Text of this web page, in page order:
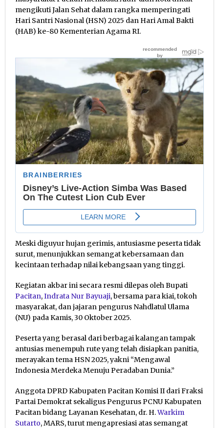
mengikuti Jalan Sehat dalam rangka memperingati
Hari Santri Nasional (HSN) 2025 dan Hari Amal Bakti
(HAB) ke-80 Kementerian Agama RI.
Meski diguyur hujan gerimis, antusiasme peserta tidak
surut, menunjukkan semangat kebersamaan dan
kecintaan terhadap nilai kebangsaan yang tinggi.
Kegiatan akbar ini secara resmi dilepas oleh Bupati
Pacitan,Indrata Nur Bayuaji, bersama para kiai, tokoh
masyarakat, dan jajaran pengurus Nahdlatul Ulama
(NU) pada Kamis, 30 Oktober 2025.
Peserta yang berasal dari berbagai kalangan tampak
antusias menempuh rute yang telah disiapkan panitia,
merayakan tema HSN 2025, yakni “Mengawal
Indonesia Merdeka Menuju Peradaban Dunia.”
Anggota DPRD Kabupaten Pacitan Komisi II dari Fraksi
Partai Demokrat sekaligus Pengurus PCNU Kabupaten
Pacitan bidang Layanan Kesehatan, dr. H.Warkim
Sutarto, MARS, turut mengapresiasi atas semangat